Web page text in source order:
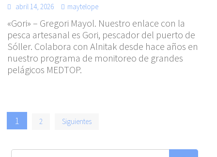
abril 14, 2026 maytelope
«Gori» – Gregori Mayol. Nuestro enlace con la
pesca artesanal es Gori, pescador del puerto de
Sóller. Colabora con Alnitak desde hace años en
nuestro programa de monitoreo de grandes
pelágicos MEDTOP.
Paginación
de
entradas
1 2 Siguientes